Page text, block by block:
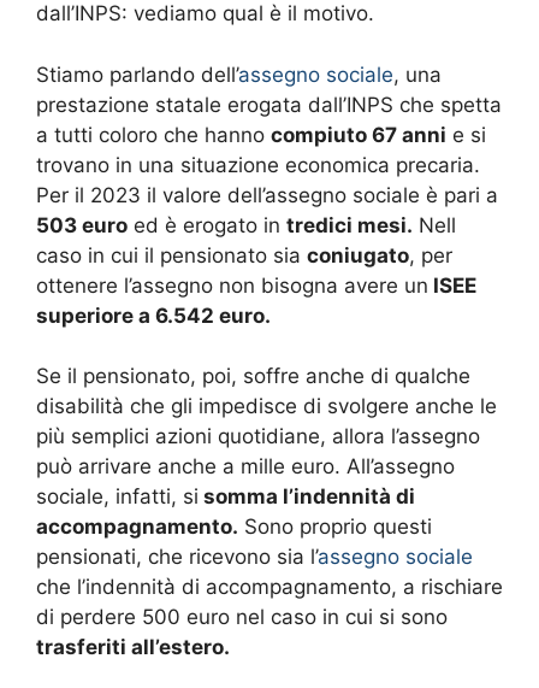
dall’INPS: vediamo qual è il motivo.
Stiamo parlando dell’assegno sociale, una
prestazione statale erogata dall’INPS che spetta
a tutti coloro che hanno compiuto 67 anni e si
trovano in una situazione economica precaria.
Per il 2023 il valore dell’assegno sociale è pari a
503 euro ed è erogato in tredici mesi. Nell
caso in cui il pensionato sia coniugato, per
ottenere l’assegno non bisogna avere un ISEE
superiore a 6.542 euro.
Se il pensionato, poi, soffre anche di qualche
disabilità che gli impedisce di svolgere anche le
più semplici azioni quotidiane, allora l’assegno
può arrivare anche a mille euro. All’assegno
sociale, infatti, si somma l’indennità di
accompagnamento. Sono proprio questi
pensionati, che ricevono sia l’assegno sociale
che l’indennità di accompagnamento, a rischiare
di perdere 500 euro nel caso in cui si sono
trasferiti all’estero.